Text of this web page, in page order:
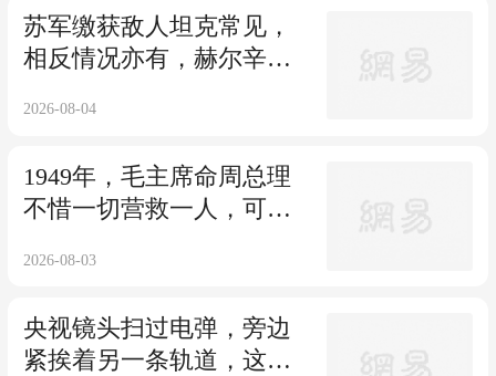
苏军缴获敌人坦克常见，
相反情况亦有，赫尔辛基
2026-08-04
1949年，毛主席命周总理
不惜一切营救一人，可他
2026-08-03
央视镜头扫过电弹，旁边
紧挨着另一条轨道，这是